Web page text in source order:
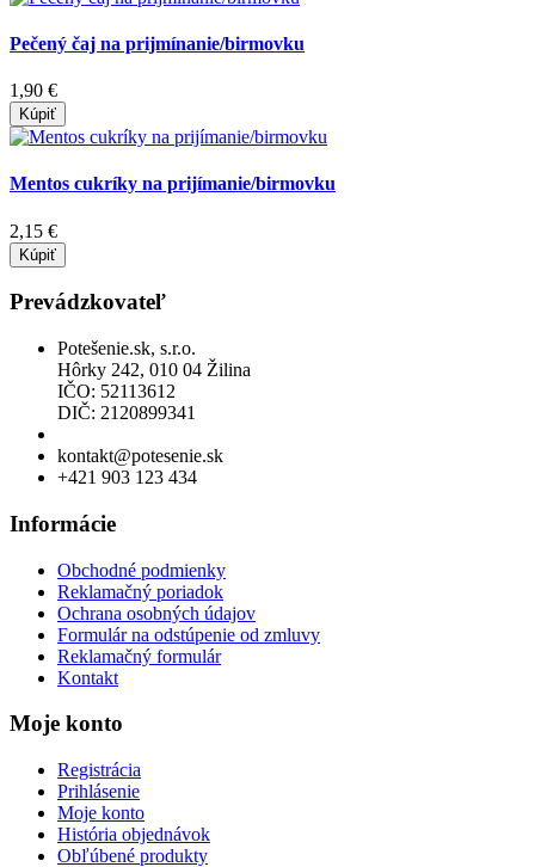
Pečený čaj na prijmínanie/birmovku
1,90 €
Kúpiť
Mentos cukríky na prijímanie/birmovku
2,15 €
Kúpiť
Prevádzkovateľ
Potešenie.sk, s.r.o.
Hôrky 242, 010 04 Žilina
IČO: 52113612
DIČ: 2120899341
kontakt@potesenie.sk
+421 903 123 434
Informácie
Obchodné podmienky
Reklamačný poriadok
Ochrana osobných údajov
Formulár na odstúpenie od zmluvy
Reklamačný formulár
Kontakt
Moje konto
Registrácia
Prihlásenie
Moje konto
História objednávok
Obľúbené produkty